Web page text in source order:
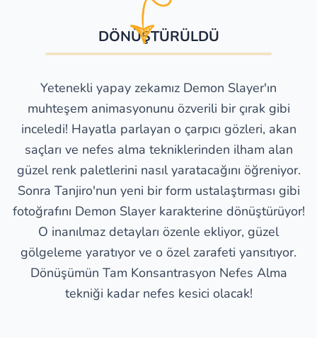
DÖNÜŞTÜRÜLDÜ
Yetenekli yapay zekamız Demon Slayer'ın
muhteşem animasyonunu özverili bir çırak gibi
inceledi! Hayatla parlayan o çarpıcı gözleri, akan
saçları ve nefes alma tekniklerinden ilham alan
güzel renk paletlerini nasıl yaratacağını öğreniyor.
Sonra Tanjiro'nun yeni bir form ustalaştırması gibi
fotoğrafını Demon Slayer karakterine dönüştürüyor!
O inanılmaz detayları özenle ekliyor, güzel
gölgeleme yaratıyor ve o özel zarafeti yansıtıyor.
Dönüşümün Tam Konsantrasyon Nefes Alma
tekniği kadar nefes kesici olacak!